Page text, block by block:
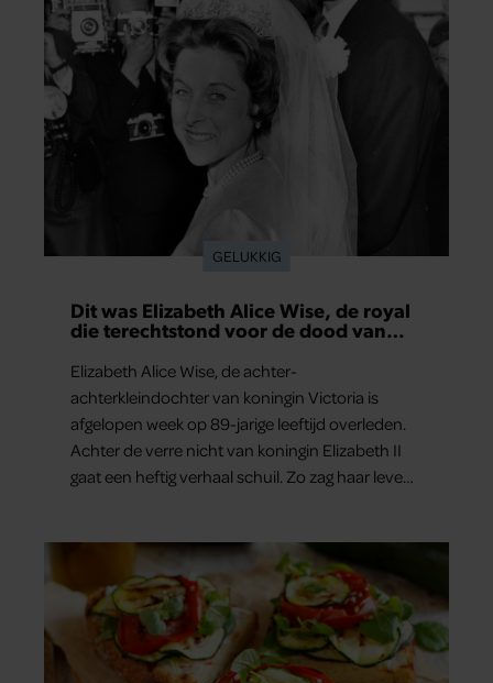
GELUKKIG
Dit was Elizabeth Alice Wise, de royal
die terechtstond voor de dood van
Elizabeth Alice Wise, de achter-
achterkleindochter van koningin Victoria is
afgelopen week op 89-jarige leeftijd overleden.
Achter de verre nicht van koningin Elizabeth II
gaat een heftig verhaal schuil. Zo zag haar leven